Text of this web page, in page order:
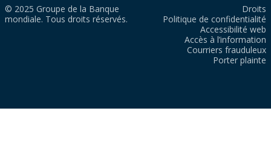
© 2025 Groupe de la Banque
mondiale. Tous droits réservés.
Droits
Politique de confidentialité
Accessibilité web
Accès à l’information
Courriers frauduleux
Porter plainte